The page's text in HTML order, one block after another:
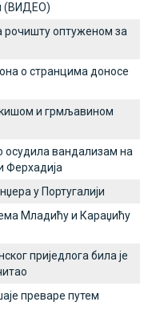
(ВИДЕО)
рочишту оптуженом за
о странцима доносе
кишом и грмљавином
осудила вандализам на
Ферхадија
у Португалији
Младићу и Караџићу
приједлога била је
преваре путем